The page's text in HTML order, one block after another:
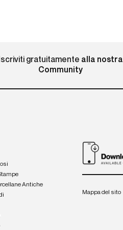
Iscriviti gratuitamente alla nostra
Community
Antiche
Mappa del sito